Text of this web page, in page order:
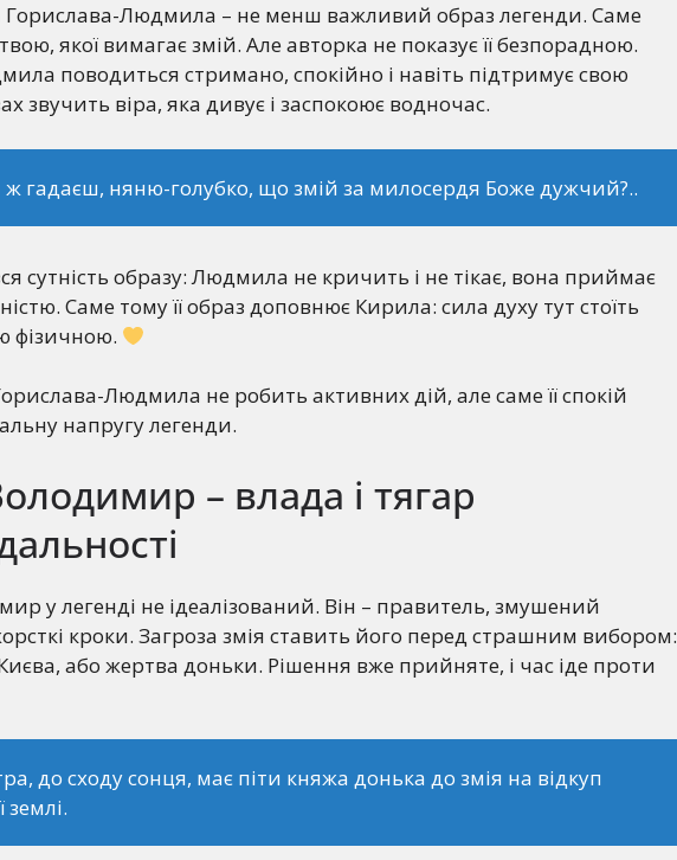
Горислава-Людмила – не менш важливий образ легенди. Саме
якої вимагає змій. Але авторка не показує її безпорадною.
поводиться стримано, спокійно і навіть підтримує свою
звучить віра, яка дивує і заспокоює водночас.
ж гадаєш, няню-голубко, що змій за милосердя Боже дужчий?..
сутність образу: Людмила не кричить і не тікає, вона приймає
Саме тому її образ доповнює Кирила: сила духу тут стоїть
фізичною.
Людмила не робить активних дій, але саме її спокій
напругу легенди.
– влада і тягар
у легенді не ідеалізований. Він – правитель, змушений
кроки. Загроза змія ставить його перед страшним вибором:
або жертва доньки. Рішення вже прийняте, і час іде проти
до сходу сонця, має піти княжа донька до змія на відкуп
землі.